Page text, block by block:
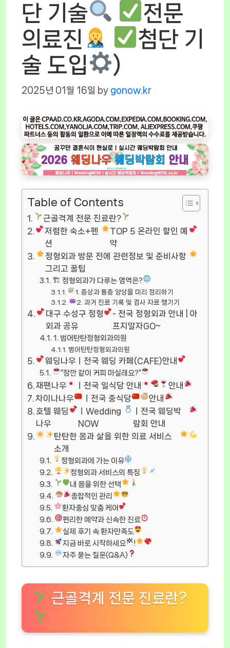
단 기술
전문
의료진
첨단 기
술 도입
)
2025년 01월 16일 by gonow.kr
Table of Contents
근골격계 전문 진료란?
저렴한 숙소+펜
션
TOP 5 온라인 할인 예
약
정형외과 방문 전에 관련정보 및 준비사항
그리고 꿀팁
🏗 정형외과가 다루는 영역은?
1. 증상과 통증 양상을 미리 정리하기
2. 과거 진료 기록 및 검사 자료 챙기기
대구 수성구 정형
외과 공유
- 전국 정형외과 안내 | 아
프지말자GO~
1. 범어탄탄정형외과의원
범어탄탄정형외과의원
웨딩나우ㅣ전국 웨딩 카페(CAFE)안내
“잠깐 같이 커피 마실래요?”
재팬나우 ㅣ전국 일식당 안내
안내
차이나나우
ㅣ전국 중식당
안내
호텔 웨딩
나우
ㅣWedding
NOW
ㅣ전국 웨딩박
람회 안내
탄탄한 몸과 삶을 위한 의료 서비스
소개
정형외과에 가는 이유
정형외과 서비스의 특징
내 몸을 위한 선택
종합적인 관리
환자중심 맞춤 케어
편리한 예약과 신속한 진료
실제 후기 속 환자만족도
지금 바로 시작하세요
!
자주 묻는 질문(Q&A)
근골격계 전문 진료란?